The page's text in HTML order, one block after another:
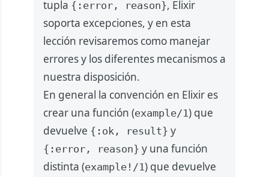
tupla {:error, reason}, Elixir
soporta excepciones, y en esta
lección revisaremos como manejar
errores y los diferentes mecanismos a
nuestra disposición.
En general la convención en Elixir es
crear una función (example/1) que
devuelve {:ok, result} y
{:error, reason} y una función
distinta (example!/1) que devuelve